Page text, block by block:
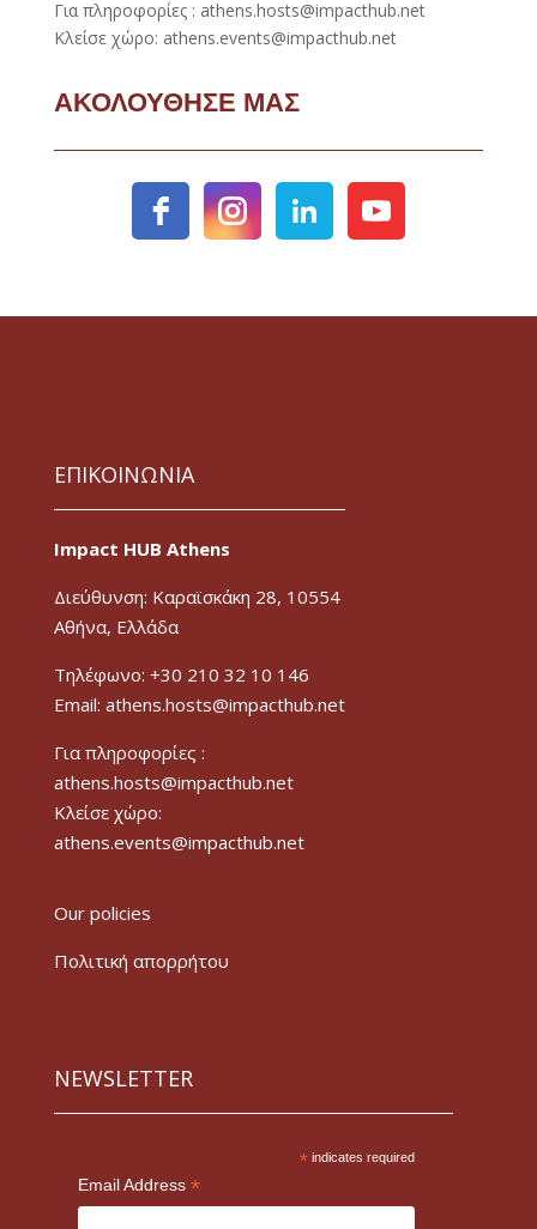
Για πληροφορίες : athens.hosts@impacthub.net
Κλείσε χώρο: athens.events@impacthub.net
ΑΚΟΛΟΥΘΗΣΕ ΜΑΣ
ΕΠΙΚΟΙΝΩΝΙΑ
Impact HUB Athens
Διεύθυνση: Καραϊσκάκη 28, 10554
Αθήνα, Ελλάδα
Τηλέφωνο: +30 210 32 10 146
Email: athens.hosts@impacthub.net
Για πληροφορίες :
athens.hosts@impacthub.net
Κλείσε χώρο:
athens.events@impacthub.net
Our policies
Πολιτική απορρήτου
NEWSLETTER
* indicates required
Email Address *